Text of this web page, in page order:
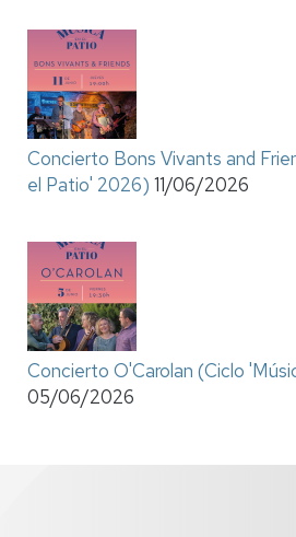
Concierto Bons Vivants and
el Patio' 2026) 11/06/2026
Concierto O'Carolan (Ciclo
05/06/2026